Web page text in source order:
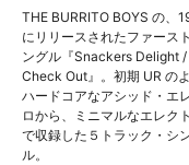
THE BURRITO BOYS の、
にリリースされたファース
ングル『Snackers Delight /
Check Out』。初期 UR の
ハードコアなアシッド・エ
ロから、ミニマルなエレク
で収録した５トラック・シ
ル。